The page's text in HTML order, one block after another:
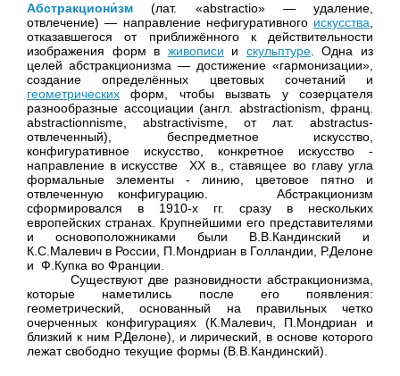
Абстракциони́зм (лат. «abstractio» — удаление,
отвлечение) — направление нефигуративного искусства,
отказавшегося от приближённого к действительности
изображения форм в живописи и скульптуре. Одна из
целей абстракционизма — достижение «гармонизации»,
создание определённых цветовых сочетаний и
геометрических форм, чтобы вызвать у созерцателя
разнообразные ассоциации (англ. аbstractionism, франц.
abstractionnisme, abstractivisme, от лат. abstractus-
отвлеченный), беспредметное искусство,
конфигуративное искусство, конкретное искусство -
направление в искусстве ХХ в., ставящее во главу угла
формальные элементы - линию, цветовое пятно и
отвлеченную конфигурацию. Абстракционизм
сформировался в 1910-х гг. сразу в нескольких
европейских странах. Крупнейшими его представителями
и основоположниками были В.В.Кандинский и
К.С.Малевич в России, П.Мондриан в Голландии, Р.Делоне
и Ф.Купка во Франции.
Существуют две разновидности абстракционизма,
которые наметились после его появления:
геометрический, основанный на правильных четко
очерченных конфигурациях (К.Малевич, П.Мондриан и
близкий к ним Р.Делоне), и лирический, в основе которого
лежат свободно текущие формы (В.В.Кандинский).